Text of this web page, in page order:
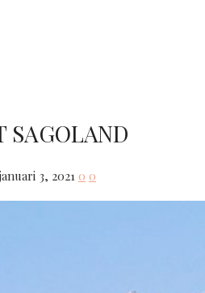
SAGOLAND
3, 2021 0 0